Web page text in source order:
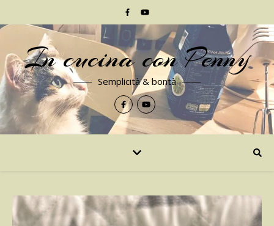
In cucina con Penny
Semplicità & bontà